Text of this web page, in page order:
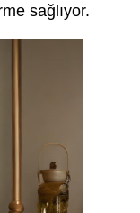
sağlıyor.